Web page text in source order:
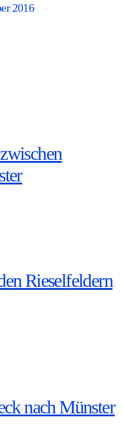
2016
Rieselfeldern
nach Münster